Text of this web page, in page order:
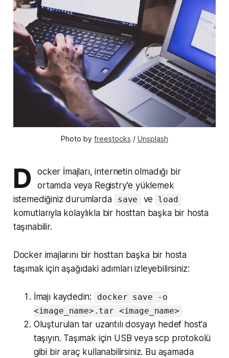
Photo by freestocks / Unsplash
D
ocker İmajları, internetin olmadığı bir
ortamda veya Registry'e yüklemek
istemediğiniz durumlarda
save ve load
komutlarıyla kolaylıkla bir hosttan başka bir hosta
taşınabilir.
Docker imajlarını bir hosttan başka bir hosta
taşımak için aşağıdaki adımları izleyebilirsiniz:
İmajı kaydedin:
docker save -o
<image_name>.tar <image_name>
Oluşturulan tar uzantılı dosyayı hedef host'a
taşıyın. Taşımak için USB veya scp protokolü
gibi bir araç kullanabilirsiniz. Bu aşamada